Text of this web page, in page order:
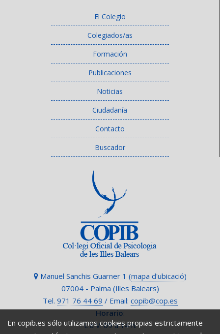
El Colegio
Colegiados/as
Formación
Publicaciones
Noticias
Ciudadanía
Contacto
Buscador
Manuel Sanchis Guarner 1 (mapa d'ubicació)
07004 - Palma (Illes Balears)
Tel. 971 76 44 69 / Email: copib@cop.es
Horario:
L a V: 09 a 14 h.
En copib.es sólo utilizamos cookies propias estrictamente